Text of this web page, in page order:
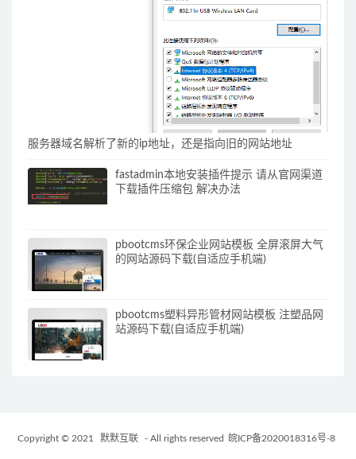
服务器域名解析了新的ip地址，还是指向旧的网站地址
fastadmin本地安装插件提示 请从官网渠道
下载插件压缩包 解决办法
pbootcms环保企业网站模板 全屏滚屏大气
的网站源码下载(自适应手机端)
pbootcms塑料异形管材网站模板 注塑品网
站源码下载(自适应手机端)
Copyright © 2021 默默互联 - All rights reserved 皖ICP备2020018316号-8